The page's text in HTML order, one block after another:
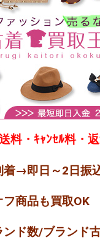
料・ｷｬﾝｾﾙ料・
着→即日～2日振
フ商品も買取OK
ンド数/ブランド